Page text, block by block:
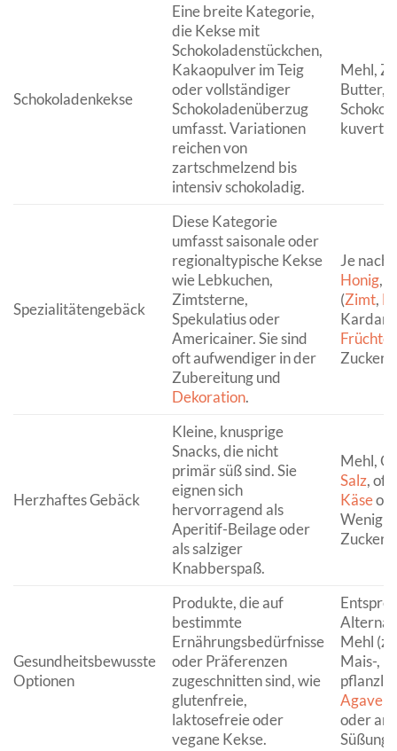
Schokoladenkekse
Eine breite Kategorie,
die Kekse mit
Schokoladenstückchen,
Kakaopulver im Teig
oder vollständiger
Schokoladenüberzug
umfasst. Variationen
reichen von
zartschmelzend bis
intensiv schokoladig.
Mehl,
Butter,
Spezialitätengebäck
Diese Kategorie
umfasst saisonale oder
regionaltypische Kekse
wie Lebkuchen,
Zimtsterne,
Spekulatius oder
Americainer. Sie sind
oft aufwendiger in der
Zubereitung und
Dekoration.
Je nach
Honig,
(Zimt,
Früchte
Herzhaftes Gebäck
Kleine, knusprige
Snacks, die nicht
primär süß sind. Sie
eignen sich
hervorragend als
Aperitif-Beilage oder
als salziger
Knabberspaß.
Mehl,
Salz, oft
Käse
Wenig
Zucker.
Gesundheitsbewusste
Optionen
Produkte, die auf
bestimmte
Ernährungsbedürfnisse
oder Präferenzen
zugeschnitten sind, wie
glutenfreie,
laktosefreie oder
vegane Kekse.
Mehl
Mais-,
oder